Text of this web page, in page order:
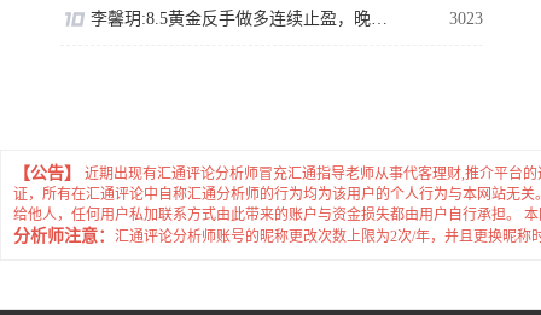
李馨玥:8.5黄金反手做多连续止盈，晚间回落再多勿追涨！ 3023
【公告】
近期出现有汇通评论分析师冒充汇通指导老师从事代客理财,推介平台
证，所有在汇通评论中自称汇通分析师的行为均为该用户的个人行为与本网站无
给他人，任何用户私加联系方式由此带来的账户与资金损失都由用户自行承担。
分析师注意： 汇通评论分析师账号的昵称更改次数上限为2次/年，并且更换昵称